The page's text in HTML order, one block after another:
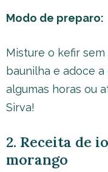
Modo de preparo:
Misture o kefir
baunilha e adoce
algumas horas ou
Sirva!
2. Receita de
morango